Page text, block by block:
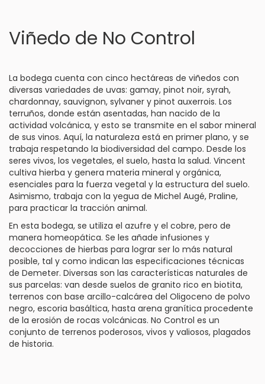
Viñedo de No Control
La bodega cuenta con cinco hectáreas de viñedos con
diversas variedades de uvas: gamay, pinot noir, syrah,
chardonnay, sauvignon, sylvaner y pinot auxerrois. Los
terruños, donde están asentadas, han nacido de la
actividad volcánica, y esto se transmite en el sabor mineral
de sus vinos. Aquí, la naturaleza está en primer plano, y se
trabaja respetando la biodiversidad del campo. Desde los
seres vivos, los vegetales, el suelo, hasta la salud. Vincent
cultiva hierba y genera materia mineral y orgánica,
esenciales para la fuerza vegetal y la estructura del suelo.
Asimismo, trabaja con la yegua de Michel Augé, Praline,
para practicar la tracción animal.
En esta bodega, se utiliza el azufre y el cobre, pero de
manera homeopática. Se les añade infusiones y
decocciones de hierbas para lograr ser lo más natural
posible, tal y como indican las especificaciones técnicas
de Demeter. Diversas son las características naturales de
sus parcelas: van desde suelos de granito rico en biotita,
terrenos con base arcillo-calcárea del Oligoceno de polvo
negro, escoria basáltica, hasta arena granítica procedente
de la erosión de rocas volcánicas. No Control es un
conjunto de terrenos poderosos, vivos y valiosos, plagados
de historia.